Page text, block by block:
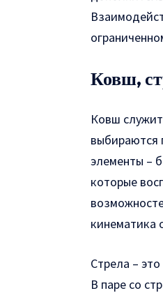
Ковш,
Ковш
выбираются
элементы –
которые
кинематика
Стрела –
В паре со